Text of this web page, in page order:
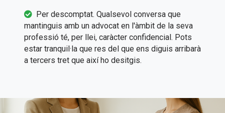
Per descomptat. Qualsevol conversa que
mantinguis amb un advocat en l'àmbit de la seva
professió té, per llei, caràcter confidencial. Pots
estar tranquil·la que res del que ens diguis arribarà
a tercers tret que així ho desitgis.